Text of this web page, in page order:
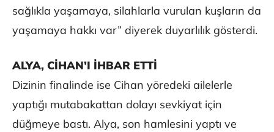
sağlıkla yaşamaya, silahlarla vurulan kuşların da
yaşamaya hakkı var” diyerek duyarlılık gösterdi.
ALYA, CİHAN’I İHBAR ETTİ
Dizinin finalinde ise Cihan yöredeki ailelerle
yaptığı mutabakattan dolayı sevkiyat için
düğmeye bastı. Alya, son hamlesini yaptı ve